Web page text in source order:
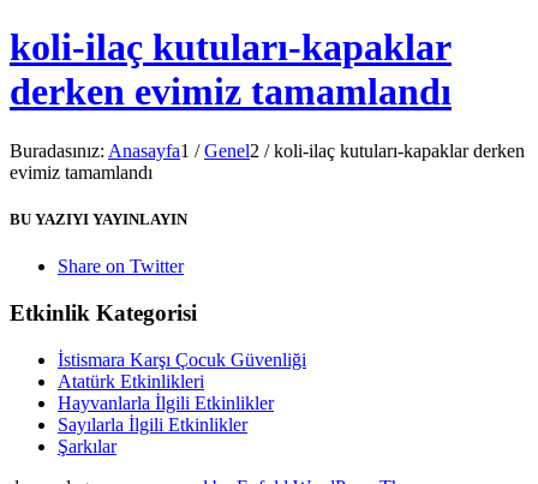
koli-ilaç kutuları-kapaklar
derken evimiz tamamlandı
Buradasınız: Anasayfa1 / Genel2 / koli-ilaç kutuları-kapaklar derken
evimiz tamamlandı
BU YAZIYI YAYINLAYIN
Share on Twitter
Etkinlik Kategorisi
İstismara Karşı Çocuk Güvenliği
Atatürk Etkinlikleri
Hayvanlarla İlgili Etkinlikler
Sayılarla İlgili Etkinlikler
Şarkılar